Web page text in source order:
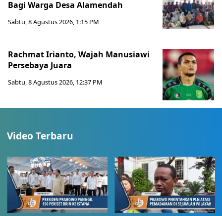
Bagi Warga Desa Alamendah
Sabtu, 8 Agustus 2026, 1:15 PM
Rachmat Irianto, Wajah Manusiawi
Persebaya Juara
Sabtu, 8 Agustus 2026, 12:37 PM
Video Terbaru